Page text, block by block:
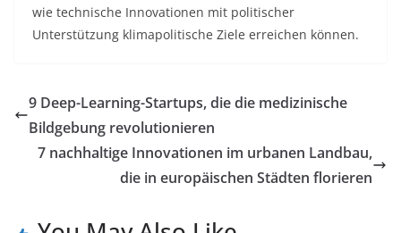
wie technische Innovationen mit politischer
Unterstützung klimapolitische Ziele erreichen können.
9 Deep-Learning-Startups, die die medizinische
Bildgebung revolutionieren
7 nachhaltige Innovationen im urbanen Landbau,
die in europäischen Städten florieren